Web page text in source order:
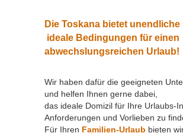
Die Toskana bietet unendliche
ideale Bedingungen für einen
abwechslungsreichen Urlaub!
Wir haben dafür die geeigneten
und helfen Ihnen gerne dabei,
das ideale Domizil für Ihre Urlaubs-
Anforderungen und Vorlieben zu
Für Ihren Familien-Urlaub bieten